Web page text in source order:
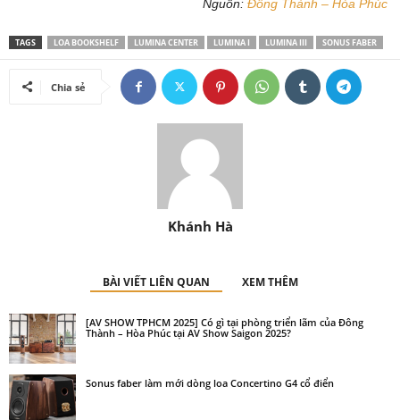
Nguồn: Đông Thành – Hòa Phúc
TAGS LOA BOOKSHELF LUMINA CENTER LUMINA I LUMINA III SONUS FABER
Chia sẻ
Khánh Hà
BÀI VIẾT LIÊN QUAN XEM THÊM
[AV SHOW TPHCM 2025] Có gì tại phòng triển lãm của Đông
Thành – Hòa Phúc tại AV Show Saigon 2025?
Sonus faber làm mới dòng loa Concertino G4 cổ điển